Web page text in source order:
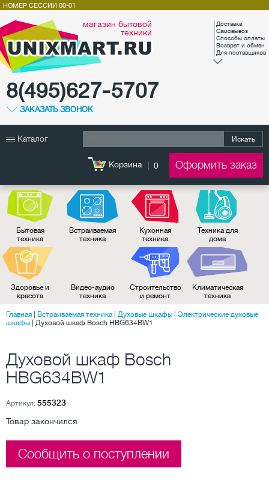
магазин бытовой
техники
8(495)627-5707
ЗАКАЗАТЬ ЗВОНОК
Доставка
Самовывоз
Способы оплаты
Возврат и обмен
Для поставщиков
НОМЕР СЕССИИ 00-01
Каталог Искать
Корзина 0 Оформить заказ
Бытовая
техника
Встраиваемая
техника
Кухонная
техника
Техника для
дома
Здоровье и
красота
Видео-аудио
техника
Строительство
и ремонт
Климатическая
техника
Главная Встраиваемая техника| Духовые шкафы
Электрические духовые
шкафы
Духовой шкаф Bosch HBG634BW1
Духовой шкаф Bosch
HBG634BW1
Артикул: 555323
Товар закончился
Сообщить о поступлении